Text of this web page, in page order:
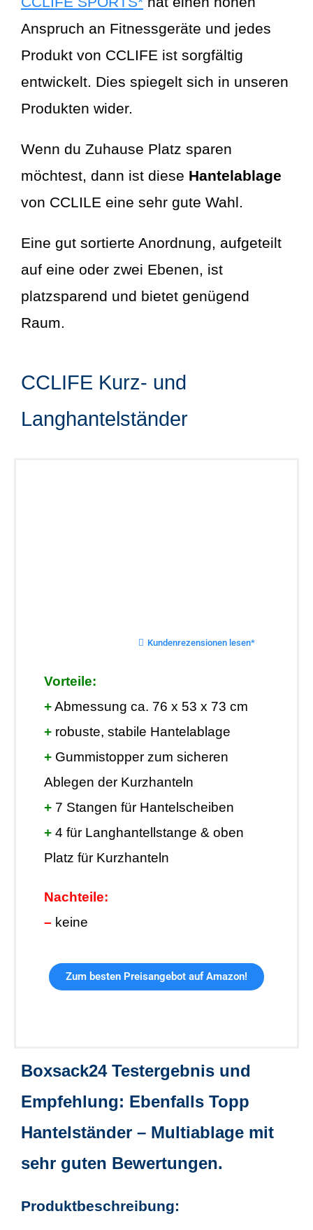
Anspruch an Fitnessgeräte und jedes
Produkt von CCLIFE ist sorgfältig
entwickelt. Dies spiegelt sich in unseren
Produkten wider.
Wenn du Zuhause Platz sparen
möchtest, dann ist diese Hantelablage
von CCLILE eine sehr gute Wahl.
Eine gut sortierte Anordnung, aufgeteilt
auf eine oder zwei Ebenen, ist
platzsparend und bietet genügend
Raum.
CCLIFE Kurz- und
Langhantelständer
Kundenrezensionen lesen*
Vorteile:
+Abmessung ca. 76 x 53 x 73 cm
+ robuste, stabile Hantelablage
+ Gummistopper zum sicheren
Ablegen der Kurzhanteln
+ 7 Stangen für Hantelscheiben
+ 4 für Langhantellstange & oben
Platz für Kurzhanteln
Nachteile:
– keine
Zum besten Preisangebot auf Amazon!
Boxsack24 Testergebnis und
Empfehlung: Ebenfalls Topp
Hantelständer – Multiablage mit
sehr guten Bewertungen.
Produktbeschreibung: